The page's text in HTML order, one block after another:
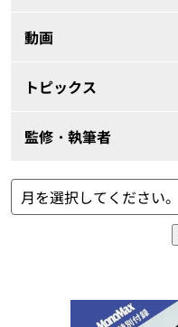
動画
トピックス
監修・執筆者